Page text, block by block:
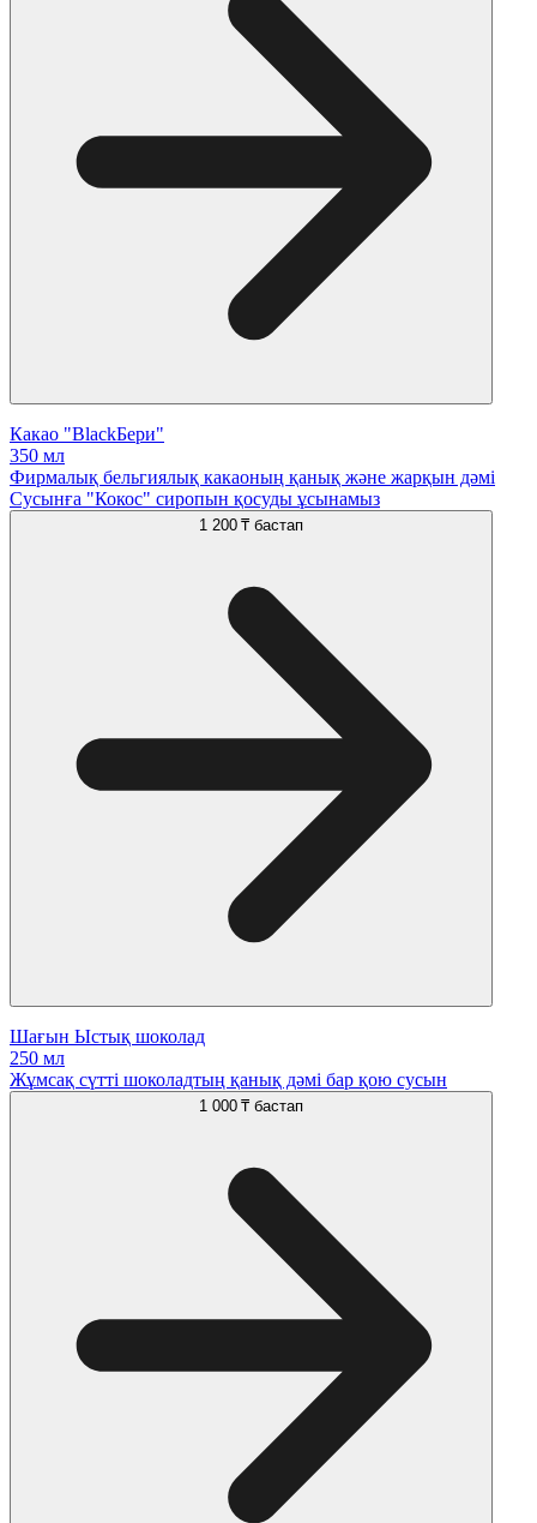
Какао "BlackБери"
350 мл
Фирмалық бельгиялық какаоның қанық және жарқын дәмі
Сусынға "Кокос" сиропын қосуды ұсынамыз
1 200 ₸ бастап
Шағын Ыстық шоколад
250 мл
Жұмсақ сүтті шоколадтың қанық дәмі бар қою сусын
1 000 ₸ бастап